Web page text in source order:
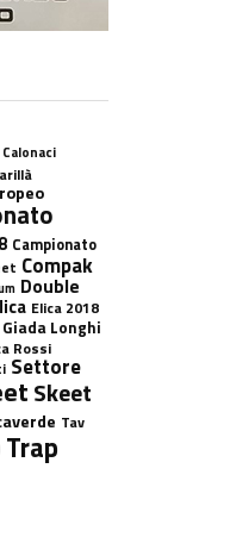
Campionato
Compak
Double
Elica 2018
Giada Longhi
Rossi
Settore
Skeet
Tav
Trap